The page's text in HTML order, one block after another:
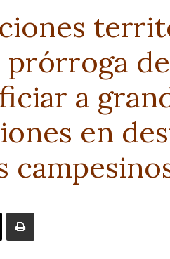
prórroga
a
en